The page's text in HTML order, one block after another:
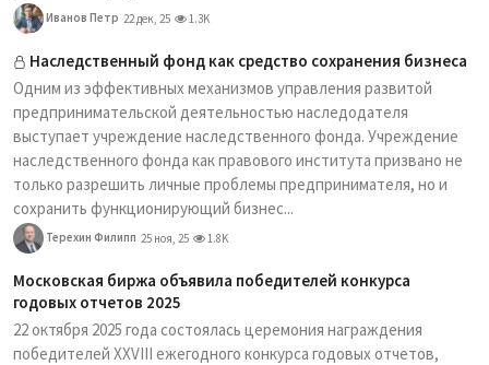
Иванов Петр 22 дек, 25 1.3K
Наследственный фонд как средство сохранения бизнеса
Одним из эффективных механизмов управления развитой
предпринимательской деятельностью наследодателя
выступает учреждение наследственного фонда. Учреждение
наследственного фонда как правового института призвано не
только разрешить личные проблемы предпринимателя, но и
сохранить функционирующий бизнес...
Терехин Филипп 25 ноя, 25 1.8K
Московская биржа объявила победителей конкурса
годовых отчетов 2025
22 октября 2025 года состоялась церемония награждения
победителей XXVIII ежегодного конкурса годовых отчетов,